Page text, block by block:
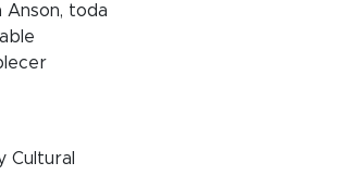
Anson, toda
Cultural